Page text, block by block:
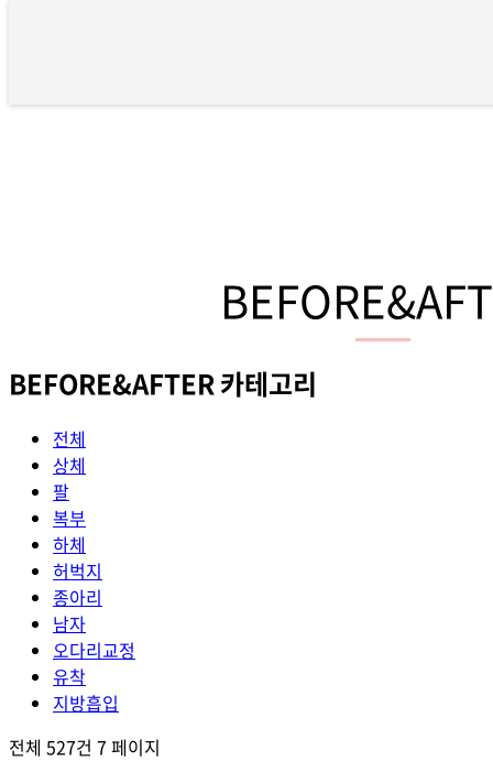
BEFORE&AFTER 카테고리
전체
상체
팔
복부
하체
허벅지
종아리
남자
오다리교정
유착
지방흡입
전체 527건 7 페이지